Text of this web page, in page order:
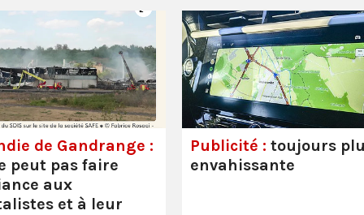
de Gandrange :
peut pas faire
aux
et à leur
Publicité : toujours
envahissante